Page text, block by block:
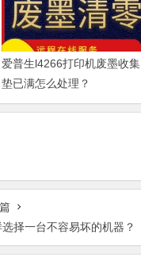
爱普生l4266打印机废墨收集
垫已满怎么处理？
择一台不容易坏的机器？